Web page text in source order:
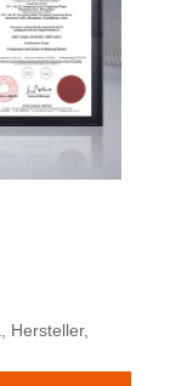
Hersteller,